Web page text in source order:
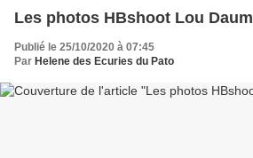
Les photos HBshoot Lou Daum
Publié le 25/10/2020 à 07:45
Par Helene des Ecuries du Pato